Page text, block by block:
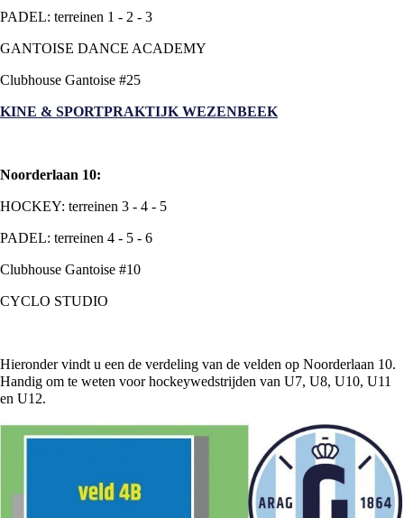
PADEL: terreinen 1 - 2 - 3
GANTOISE DANCE ACADEMY
Clubhouse Gantoise #25
KINE & SPORTPRAKTIJK WEZENBEEK
Noorderlaan 10:
HOCKEY: terreinen 3 - 4 - 5
PADEL: terreinen 4 - 5 - 6
Clubhouse Gantoise #10
CYCLO STUDIO
Hieronder vindt u een de verdeling van de velden op Noorderlaan 10.
Handig om te weten voor hockeywedstrijden van U7, U8, U10, U11
en U12.